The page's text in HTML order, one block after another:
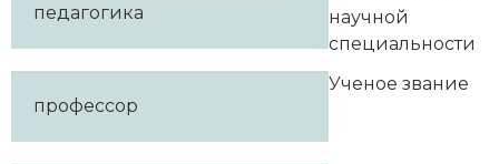
педагогика
научной
специальности
профессор
Ученое звание